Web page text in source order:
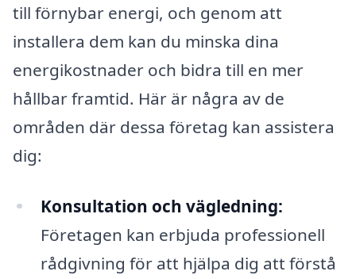
till förnybar energi, och genom att
installera dem kan du minska dina
energikostnader och bidra till en mer
hållbar framtid. Här är några av de
områden där dessa företag kan assistera
dig:
Konsultation och vägledning:
Företagen kan erbjuda professionell
rådgivning för att hjälpa dig att förstå